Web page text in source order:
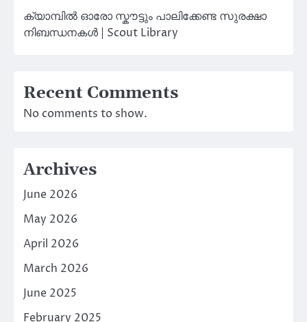
ക്യാമ്പിൽ ഓരോ സ്കൗട്ടും പാലിക്കേണ്ട സുരക്ഷാ
നിബന്ധനകൾ | Scout Library
Recent Comments
No comments to show.
Archives
June 2026
May 2026
April 2026
March 2026
June 2025
February 2025